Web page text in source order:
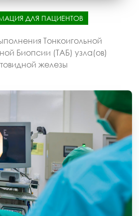
ДЛЯ ПАЦИЕНТОВ
Тонкоигольной
Биопсии (ТАБ) узла(ов)
железы